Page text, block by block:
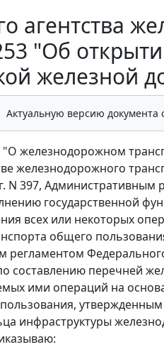
агентства
"Об
железной
Актуальную версию документа
железнодорожном
железнодорожного
N 397, Административным
государственной
всех или некоторых
общего
регламентом
составлению перечней
ими операций на
инфраструктуры